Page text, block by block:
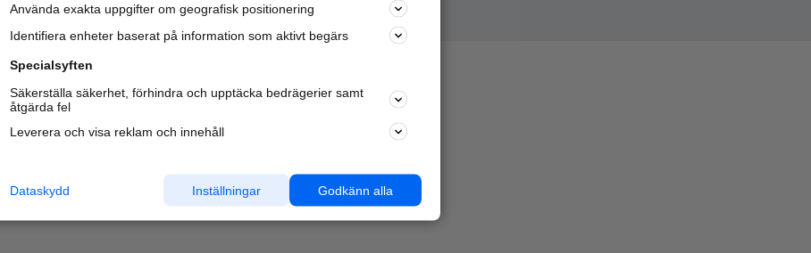
Använda exakta uppgifter om geografisk positionering
Identifiera enheter baserat på information som aktivt begärs
Specialsyften
Säkerställa säkerhet, förhindra och upptäcka bedrägerier samt
åtgärda fel
Leverera och visa reklam och innehåll
Godkänn alla
Inställningar
Dataskydd